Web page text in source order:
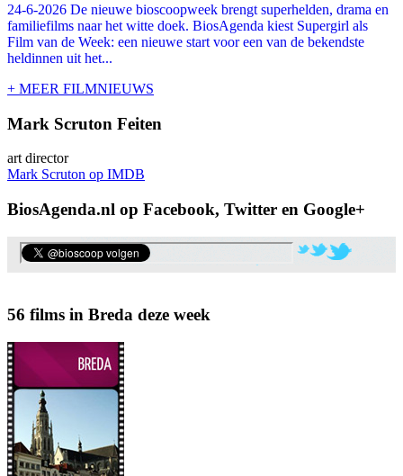
24-6-2026 De nieuwe bioscoopweek brengt superhelden, drama en
familiefilms naar het witte doek. BiosAgenda kiest Supergirl als
Film van de Week: een nieuwe start voor een van de bekendste
heldinnen uit het...
+ MEER FILMNIEUWS
Mark Scruton Feiten
art director
Mark Scruton op IMDB
BiosAgenda.nl op Facebook, Twitter en Google+
56 films in Breda deze week